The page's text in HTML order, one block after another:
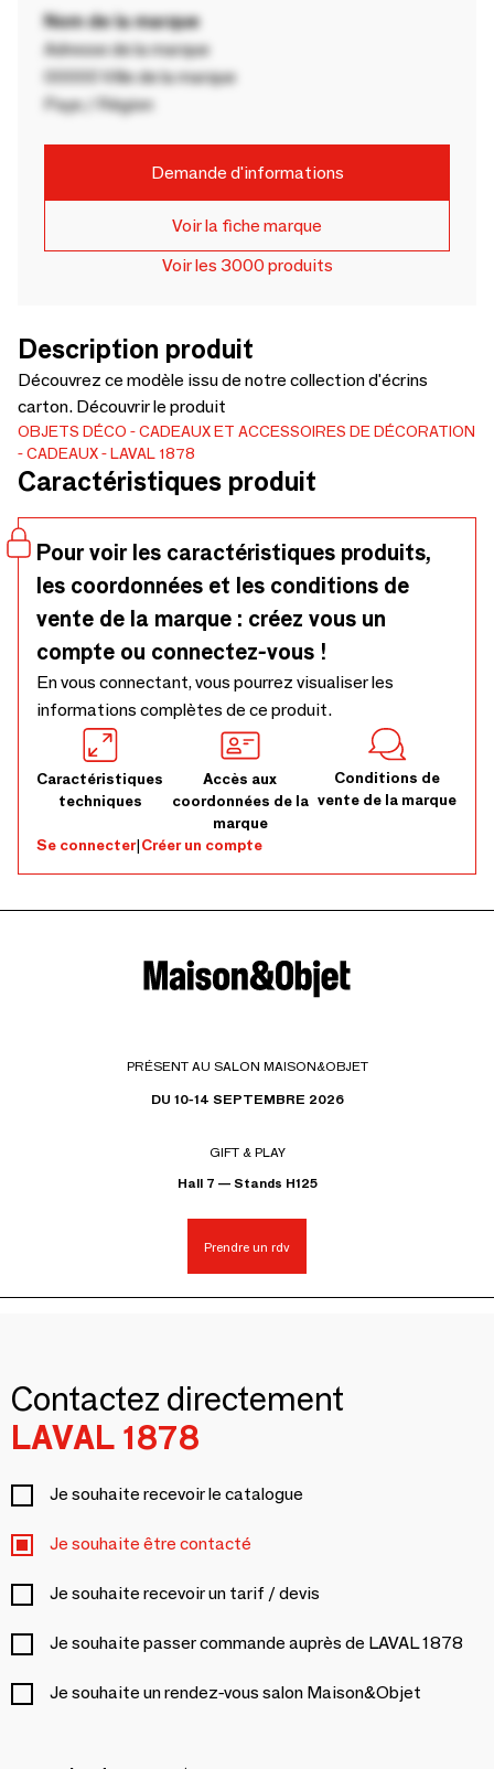
Nom de la marque
Adresse de la marque
00000 Ville de la marque
Pays / Région
Demande d'informations
Voir la fiche marque
Voir les 3000 produits
Description produit
Découvrez ce modèle issu de notre collection d'écrins
carton. Découvrir le produit
OBJETS DÉCO
CADEAUX ET ACCESSOIRES DE DÉCORATION
CADEAUX
LAVAL 1878
Caractéristiques produit
Pour voir les caractéristiques produits,
les coordonnées et les conditions de
vente de la marque : créez vous un
compte ou connectez-vous !
En vous connectant, vous pourrez visualiser les
informations complètes de ce produit.
Caractéristiques
techniques
Accès aux
coordonnées de la
marque
Conditions de
vente de la marque
Se connecter|Créer un compte
PRÉSENT AU SALON MAISON&OBJET
DU 10-14 SEPTEMBRE 2026
GIFT & PLAY
Hall 7 — Stands H125
Prendre un rdv
Contactez directement
LAVAL 1878
Je souhaite recevoir le catalogue
Je souhaite être contacté
Je souhaite recevoir un tarif / devis
Je souhaite passer commande auprès de LAVAL 1878
Je souhaite un rendez-vous salon Maison&Objet